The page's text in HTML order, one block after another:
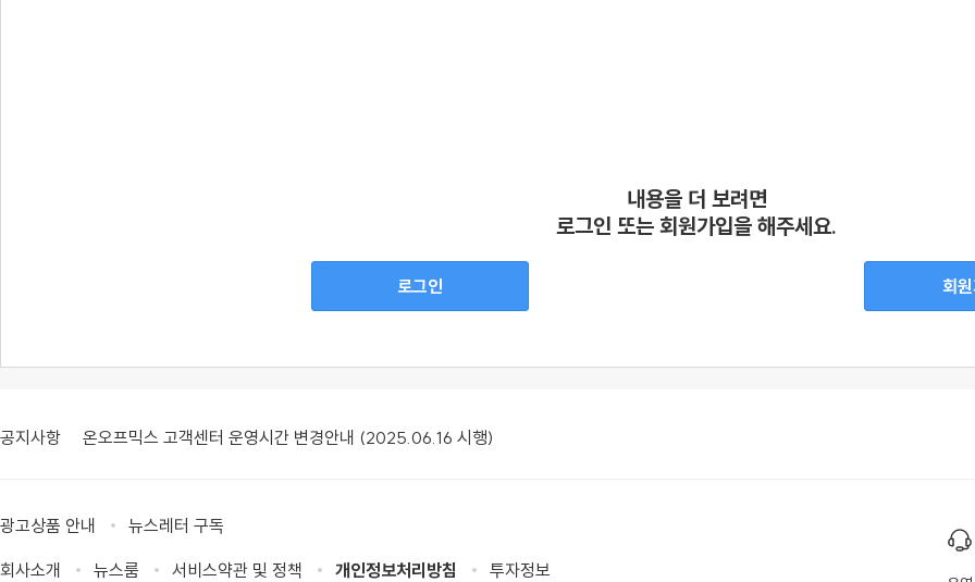
내용을 더 보려면
로그인 또는 회원가입을 해주세요.
로그인 회
공지사항 온오프믹스 고객센터 운영시간 변경안내 (2025.06.16 시행)
광고상품 안내 뉴스레터 구독
회사소개 뉴스룸 서비스약관 및 정책 개인정보처리방침 투자정보